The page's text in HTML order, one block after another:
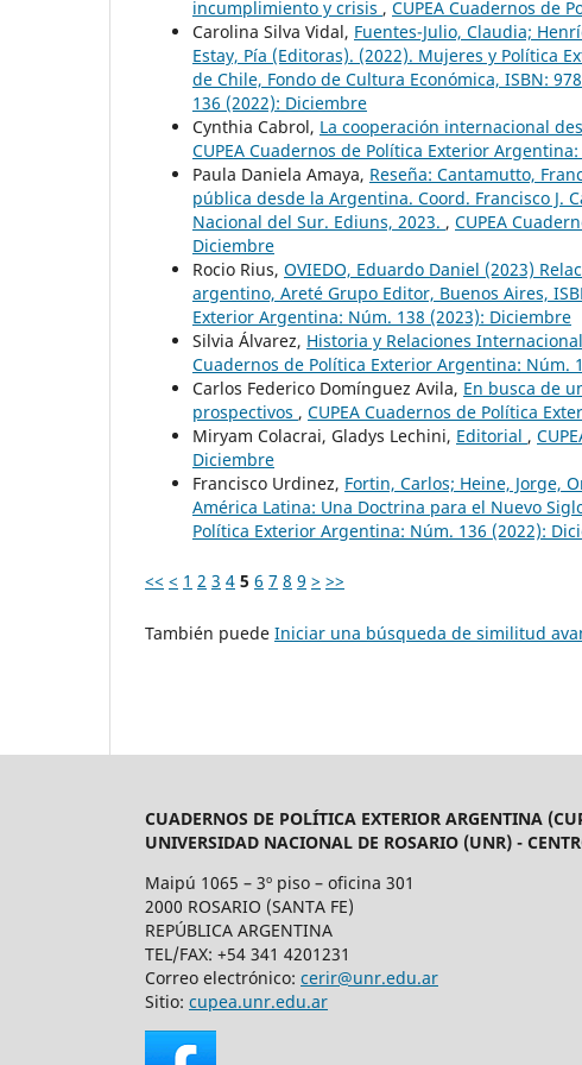
incumplimiento y crisis , CUPEA Cuadernos de
Carolina Silva Vidal, Fuentes-Julio, Claudia;
Estay, Pía (Editoras). (2022). Mujeres y Política
de Chile, Fondo de Cultura Económica, ISBN:
136 (2022): Diciembre
Cynthia Cabrol, La cooperación internacional
CUPEA Cuadernos de Política Exterior
Paula Daniela Amaya, Reseña: Cantamutto,
pública desde la Argentina. Coord. Francisco J.
Nacional del Sur. Ediuns, 2023. , CUPEA
Diciembre
Rocio Rius, OVIEDO, Eduardo Daniel (2023)
argentino, Areté Grupo Editor, Buenos Aires,
Exterior Argentina: Núm. 138 (2023): Diciembre
Silvia Álvarez, Historia y Relaciones
Cuadernos de Política Exterior Argentina: Núm.
Carlos Federico Domínguez Avila, En busca de
prospectivos , CUPEA Cuadernos de Política
Miryam Colacrai, Gladys Lechini, Editorial ,
Diciembre
Francisco Urdinez, Fortin, Carlos; Heine, Jorge,
América Latina: Una Doctrina para el Nuevo
Política Exterior Argentina: Núm. 136 (2022):
<< < 1 2 3 4 5 6 7 8 9 > >>
También puede Iniciar una búsqueda de similitud
CUADERNOS DE POLÍTICA EXTERIOR ARGENTINA
UNIVERSIDAD NACIONAL DE ROSARIO (UNR) -
Maipú 1065 – 3º piso – oficina 301
2000 ROSARIO (SANTA FE)
REPÚBLICA ARGENTINA
TEL/FAX: +54 341 4201231
Correo electrónico: cerir@unr.edu.ar
Sitio: cupea.unr.edu.ar